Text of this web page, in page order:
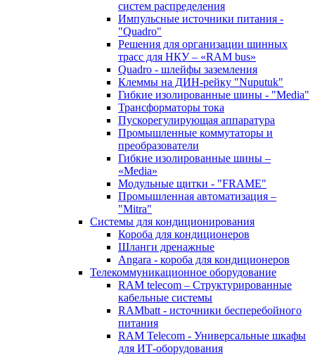
систем распределения
Импульсные источники питания -
"Quadro"
Решения для организации шинных
трасс для НКУ – «RAM bus»
Quadro - шлейфы заземления
Клеммы на ДИН-рейку "Nuputuk"
Гибкие изолированные шины - "Media"
Трансформаторы тока
Пускорегулирующая аппаратура
Промышленные коммутаторы и
преобразователи
Гибкие изолированные шины –
«Media»
Модульные щитки - "FRAME"
Промышленная автоматизация –
"Mitra"
Системы для кондиционирования
Короба для кондиционеров
Шланги дренажные
Angara - короба для кондиционеров
Телекоммуникационное оборудование
RAM telecom – Структурированные
кабельные системы
RAMbatt - источники бесперебойного
питания
RAM Telecom - Универсальные шкафы
для ИТ-оборудования